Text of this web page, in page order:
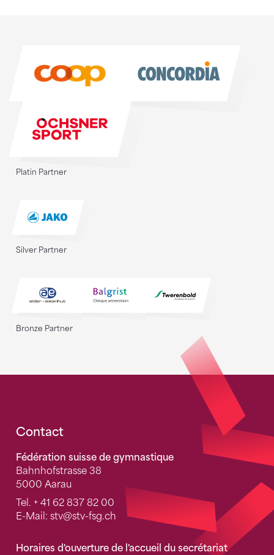
Platin Partner
Silver Partner
Bronze Partner
Fusszeile
Contact
Fédération suisse de gymnastique
Bahnhofstrasse 38
5000 Aarau
Tel. + 41 62 837 82 00
E-Mail: stv@stv-fsg.ch
Horaires d'ouverture de l'accueil du secrétariat